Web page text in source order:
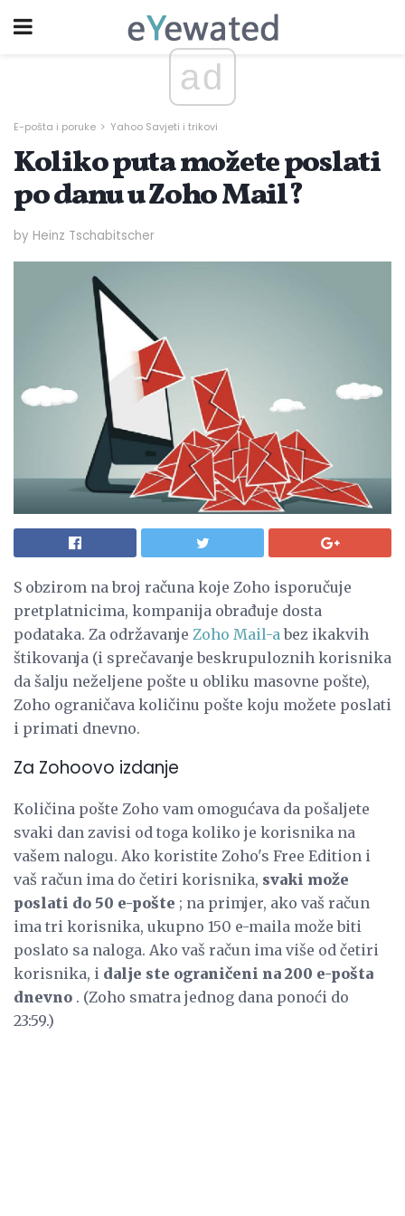
ad
E-pošta i poruke Yahoo Savjeti i trikovi
Koliko puta možete poslati
po danu u Zoho Mail?
by Heinz Tschabitscher
S obzirom na broj računa koje Zoho isporučuje
pretplatnicima, kompanija obrađuje dosta
podataka. Za održavanje Zoho Mail-a bez ikakvih
štikovanja (i sprečavanje beskrupuloznih korisnika
da šalju neželjene pošte u obliku masovne pošte),
Zoho ograničava količinu pošte koju možete poslati
i primati dnevno.
Za Zohoovo izdanje
Količina pošte Zoho vam omogućava da pošaljete
svaki dan zavisi od toga koliko je korisnika na
vašem nalogu. Ako koristite Zoho's Free Edition i
vaš račun ima do četiri korisnika, svaki može
poslati do 50 e-pošte ; na primjer, ako vaš račun
ima tri korisnika, ukupno 150 e-maila može biti
poslato sa naloga. Ako vaš račun ima više od četiri
korisnika, i dalje ste ograničeni na 200 e-pošta
dnevno . (Zoho smatra jednog dana ponoći do
23:59.)